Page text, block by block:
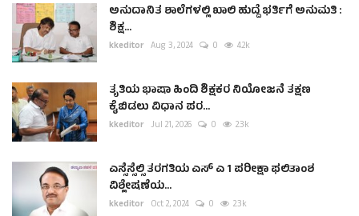
ಅನುದಾನಿತ ಶಾಲೆಗಳಲ್ಲಿ ಖಾಲಿ ಹುದ್ದೆ ಭರ್ತಿಗೆ ಅನುಮತಿ :
ಶಿಕ್ಷ...
kkeditor Aug 3, 2024 0 4.2k
ತೃತಿಯ ಭಾಷಾ ಹಿಂದಿ ಶಿಕ್ಷಕರ ನಿಯೋಜನೆ ತಕ್ಷಣ
ಕೈಬಿಡಲು ವಿಧಾನ ಪರ...
kkeditor Jul 21, 2026 0 2.3k
ಎಸ್ಸೆಸ್ಸೆಲ್ಸಿ ತರಗತಿಯ ಎಸ್ ಎ 1 ಪರೀಕ್ಷಾ ಫಲಿತಾಂಶ
ವಿಶ್ಲೇಷಣೆಯ...
kkeditor Oct 2, 2024 0 2.3k